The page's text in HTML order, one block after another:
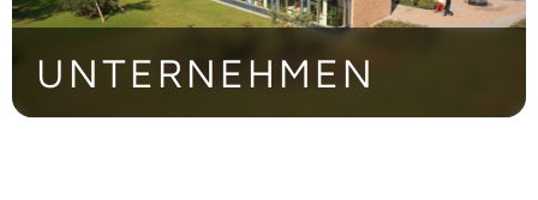
UNTERNEHMEN
Die familiengeführte CONTAG AG ist eine